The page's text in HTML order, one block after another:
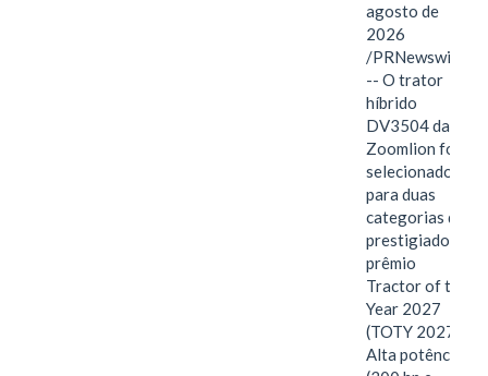
agosto de
2026
/PRNewswire/
-- O trator
híbrido
DV3504 da
Zoomlion foi
selecionado
para duas
categorias do
prestigiado
prêmio
Tractor of the
Year 2027
(TOTY 2027:
Alta potência